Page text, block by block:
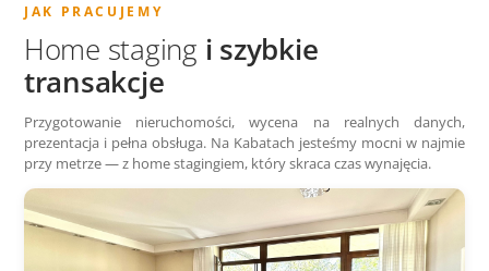
JAK PRACUJEMY
Home staging i szybkie
transakcje
Przygotowanie nieruchomości, wycena na realnych danych,
prezentacja i pełna obsługa. Na Kabatach jesteśmy mocni w najmie
przy metrze — z home stagingiem, który skraca czas wynajęcia.